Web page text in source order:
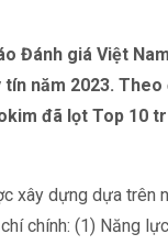
Đánh giá Việt
tín năm 2023.
đã lọt Top 10
xây dựng dựa trên
chính: (1) Năng